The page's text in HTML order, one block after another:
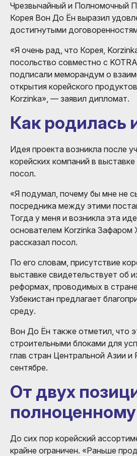
Чрезвычайный и Полномочный
Корея Вон До Ён выразил
достигнутыми
«Я очень рад, что Корея,
посольство совместно с
подписали меморандум о
открытия корейского
Korzinka», — заявил дипломат.
Как родилась
Идея проекта возникла после
корейских компаний в
посол.
«Я подумал, почему бы мне не
посредника между этими
Тогда у меня и возникла эта
основателем Korzinka
рассказал посол.
По его словам, присутствие
выставке свидетельствует об
реформах, проводимых в
Узбекистан предлагает
среду.
Вон До Ён также отметил, что
строительными блоками для
глав стран Центральной Азии и
сентябре.
От двух
полноценному
До сих пор корейский
крайне ограничен. «Раньше